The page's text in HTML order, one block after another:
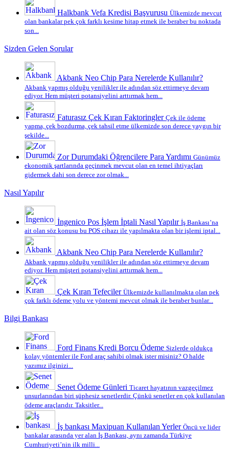
Halkbank Vefa Kredisi Başvurusu Ülkemizde mevcut
olan bankalar pek çok farklı kesime hitap etmek ile beraber bu noktada
son...
Sizden Gelen Sorular
Akbank Neo Chip Para Nerelerde Kullanılır?
Akbank yapmış olduğu yenilikler ile adından söz ettirmeye devam
ediyor. Hem müşteri potansiyelini arttırmak hem...
Faturasız Çek Kıran Faktoringler Çek ile ödeme
yapma, çek bozdurma, çek tahsil etme ülkemizde son derece yaygın bir
şekilde...
Zor Durumdaki Öğrencilere Para Yardımı Günümüz
ekonomik şartlarında geçinmek mevcut olan en temel ihtiyaçları
gidermek dahi son derece zor olmak...
Nasıl Yapılır
İngenico Pos İşlem İptali Nasıl Yapılır İş Bankası’na
ait olan söz konusu bu POS cihazı ile yapılmakta olan bir işlemi iptal...
Akbank Neo Chip Para Nerelerde Kullanılır?
Akbank yapmış olduğu yenilikler ile adından söz ettirmeye devam
ediyor. Hem müşteri potansiyelini arttırmak hem...
Çek Kıran Tefeciler Ülkemizde kullanılmakta olan pek
çok farklı ödeme yolu ve yöntemi mevcut olmak ile beraber bunlar...
Bilgi Bankası
Ford Finans Kredi Borcu Ödeme Sizlerde oldukça
kolay yöntemler ile Ford araç sahibi olmak ister misiniz? O halde
yazımız ilginizi...
Senet Ödeme Günleri Ticaret hayatının vazgeçilmez
unsurlarından biri şüphesiz senetlerdir. Çünkü senetler en çok kullanılan
ödeme araçlarıdır. Taksitler...
İş bankası Maxipuan Kullanılan Yerler Öncü ve lider
bankalar arasında yer alan İş Bankası, aynı zamanda Türkiye
Cumhuriyeti’nin ilk milli...